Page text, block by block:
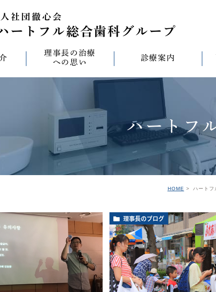
理事長の治療
への思い
CAD/CAM（オールセラミック治
療）への思い
バイコンインプラントへの思い
マウスピース型矯正装置（イン
ビザライン）への思い
診療案内
診療案内一覧
セラミック治療
無菌化根管治療
インプラント
睡眠時無呼吸症候群
ホワイトニング
ハートフ
HOME ハートフ
理事長のブログ